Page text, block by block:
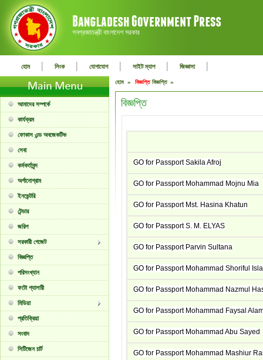
গনপ্রজাতন্ত্রী বাংলাদেশ সরকার
হোম | লিংক | যোগাযোগ | সাইট ম্যাপ | জিজ্ঞাসা |
আমাদের সম্পর্কে
কার্যক্রম
ফোকাস এন্ড অবজেকটিভ
সেবা
কর্মকর্তাবৃন্দ
অর্গানোগ্রাম
ইনভেন্টরি
টেন্ডার
জরিপ
সরকারী গেজেট
বিজ্ঞপ্তি
পরিসংখ্যান
ফটো গ্যালারী
মিডিয়া
প্রতিক্রিয়া
সংবাদ
সিটিজেন চার্ট
হোম » বিজ্ঞপ্তি বিজ্ঞপ্তি »
বিজ্ঞপ্তি
GO for Passport Sakila Afroj
GO for Passport Mohammad Mojnu Mia
GO for Passport Mst. Hasina Khatun
GO for Passport S. M. ELYAS
GO for Passport Parvin Sultana
GO for Passport Mohammad Shoriful
GO for Passport Mohammad Nazmul
GO for Passport Mohammad Faysal
GO for Passport Mohammad Abu Sayed
GO for Passport Mohammad Mashiur